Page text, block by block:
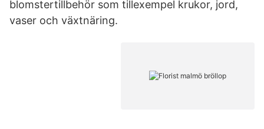
blomstertillbehör som tillexempel krukor, jord,
vaser och växtnäring.